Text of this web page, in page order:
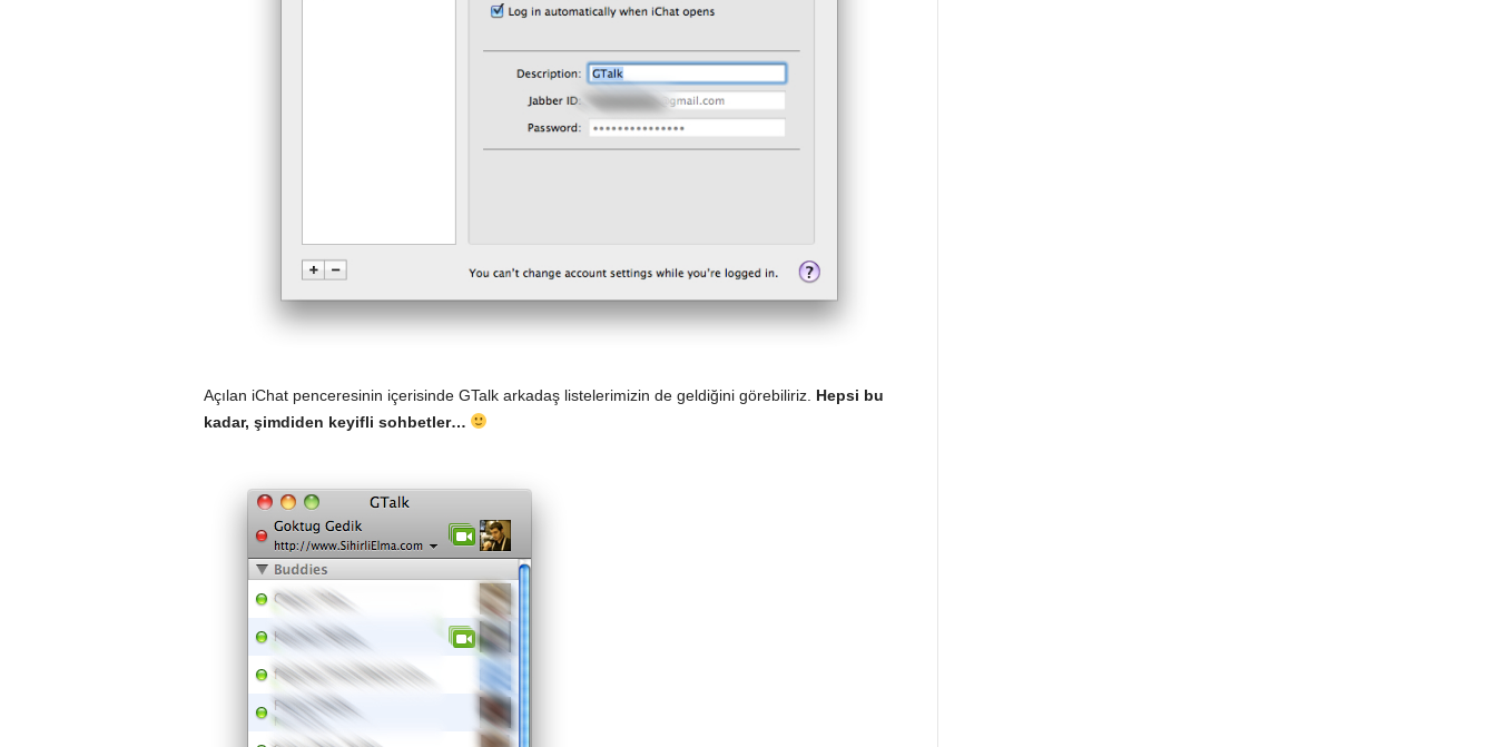
Açılan iChat penceresinin içerisinde GTalk arkadaş listelerimizin de geldiğini görebiliriz. Hepsi bu
kadar, şimdiden keyifli sohbetler…